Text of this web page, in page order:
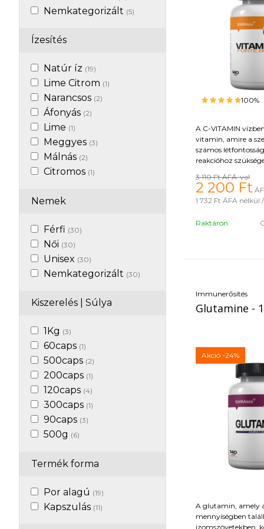
Nemkategorizált (5)
Ízesítés
Natúr íz (19)
Lime Citrom (1)
Narancsos (2)
Áfonyás (2)
Lime (1)
Meggyes (3)
Málnás (2)
Citromos (1)
Nemek
Férfi (30)
Női (30)
Unisex (30)
Nemkategorizált (30)
Kiszerelés | Súlya
1Kg (3)
60caps (1)
500caps (2)
200caps (1)
120caps (4)
300caps (1)
90caps (3)
500g (6)
250g (2)
400caps(1)
140caps(6)
Termék forma
Por alagú (19)
Kapszulás (11)
100%
A C-VITAMIN
vitamin, amire a
számos
reakcióhoz
játszik a kötőszövet,
bőr, az
érrendszer
hat. Javítja az
vitamin segíti a
ami a kötőszövet
3 110 FtÁFÁ-val
2 200 Ft
1 732 Ft ÁFA nélkül
Raktáron
Immunerősítés
Glutamine -
Akció -24%
A glutamin, amely
mennyiségben
izomszövetekben,